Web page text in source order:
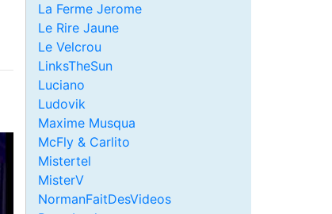
La Ferme Jerome
Le Rire Jaune
Le Velcrou
LinksTheSun
Luciano
Ludovik
Maxime Musqua
McFly & Carlito
Mistertel
MisterV
NormanFaitDesVideos